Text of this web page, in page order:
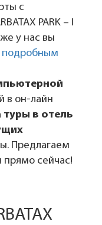
с
PARK – I
же у нас вы
подробным
в он-лайн
туры в отель
Предлагаем
прямо сейчас!